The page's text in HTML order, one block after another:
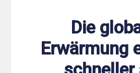
Die
Erwärmung